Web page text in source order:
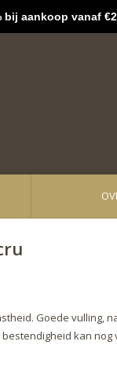
Goede vulling,
kan
bij aankoop vanaf